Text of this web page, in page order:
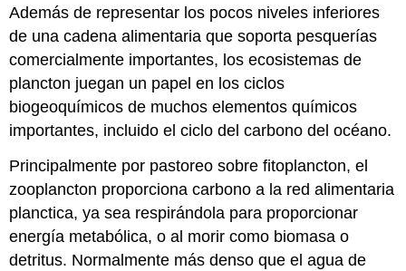
Además de representar los pocos niveles inferiores
de una cadena alimentaria que soporta pesquerías
comercialmente importantes, los ecosistemas de
plancton juegan un papel en los ciclos
biogeoquímicos de muchos elementos químicos
importantes, incluido el ciclo del carbono del océano.
Principalmente por pastoreo sobre fitoplancton, el
zooplancton proporciona carbono a la red alimentaria
planctica, ya sea respirándola para proporcionar
energía metabólica, o al morir como biomasa o
detritus. Normalmente más denso que el agua de